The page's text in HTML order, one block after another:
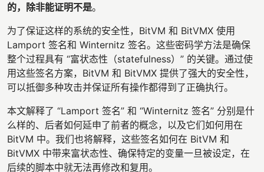
的，除非能证明不是。
为了保证这样的系统的安全性，BitVM 和 BitVMX 使用
Lamport 签名和 Winternitz 签名。这些密码学方法是确保
整个过程具有 “富状态性（statefulness）” 的关键。通过使
用这些签名方案，BitVM 和 BitVMX 提供了强大的安全性，
可以抵御多种攻击并保证所有操作都得到了正确执行。
本文解释了 “Lamport 签名” 和 “Winternitz 签名” 分别是什
么样的、后者如何延申了前者的概念，以及它们如何用在
BitVM 中。我们也将解释，这些签名如何在 BitVM 和
BitVMX 中带来富状态性、确保特定的变量一旦被设定，在
后续的脚本中就无法再修改和复用。